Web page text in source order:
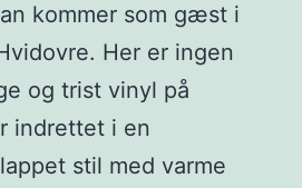
kommer som gæst i
Her er ingen
og trist vinyl på
indrettet i en
stil med varme